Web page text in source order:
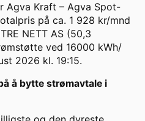
Agva Kraft – Agva Spot-
på ca. 1 928 kr/mnd
NETT AS (50,3
ved 16000 kWh/
2026 kl. 19:15.
å bytte strømavtale i